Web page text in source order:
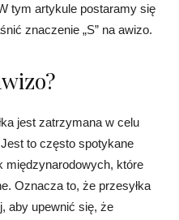
tym artykule postaramy się
znaczenie „S” na awizo.
jest zatrzymana w celu
to często spotykane
międzynarodowych, które
Oznacza to, że przesyłka
aby upewnić się, że